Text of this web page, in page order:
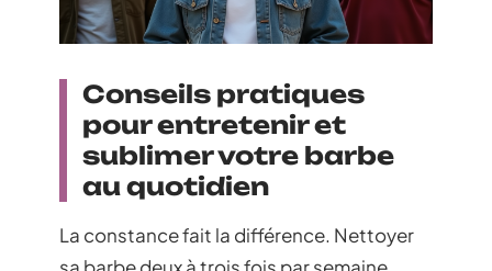
Conseils pratiques
pour entretenir et
sublimer votre barbe
au quotidien
La constance fait la différence. Nettoyer